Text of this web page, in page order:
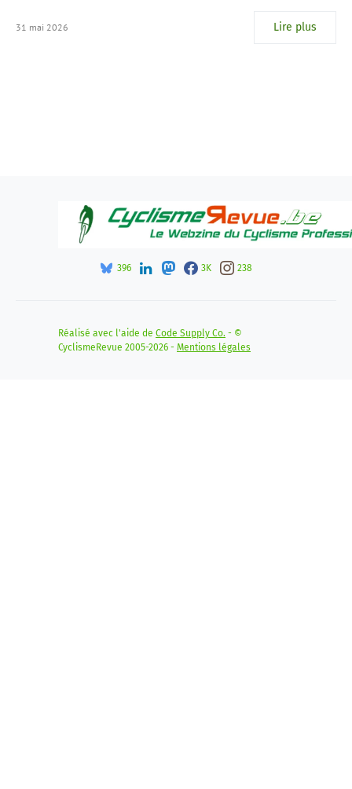
31 mai 2026 Lire plus
396 3K 238
Réalisé avec l'aide de Code Supply Co. - ©
CyclismeRevue 2005-2026 - Mentions légales